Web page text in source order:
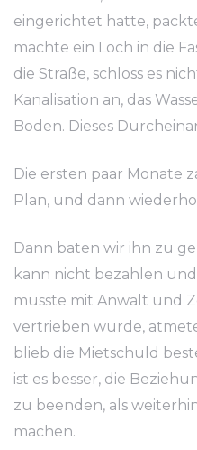
eingerichtet hatte,
machte ein Loch in die
die Straße, schloss es
Kanalisation an, das
Boden. Dieses
Die ersten paar Monate
Plan, und dann
Dann baten wir ihn zu
kann nicht bezahlen
musste mit Anwalt und
vertrieben wurde,
blieb die Mietschuld
ist es besser, die
zu beenden, als
machen.